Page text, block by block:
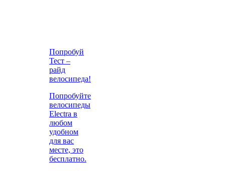
Попробуй
Тест –
райд
велосипеда!
Попробуйте
велосипеды
Electra в
любом
удобном
для вас
месте, это
бесплатно.